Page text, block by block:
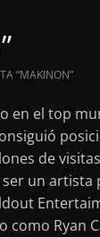
“MAKINON”
en el top
de
un artista
Ryan